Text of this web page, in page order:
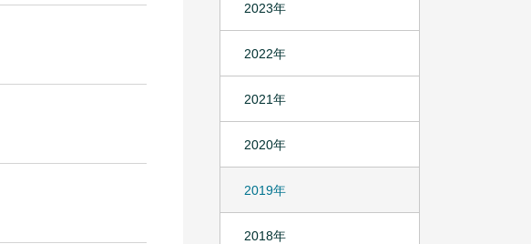
2023年
2022年
2021年
2020年
2019年
2018年